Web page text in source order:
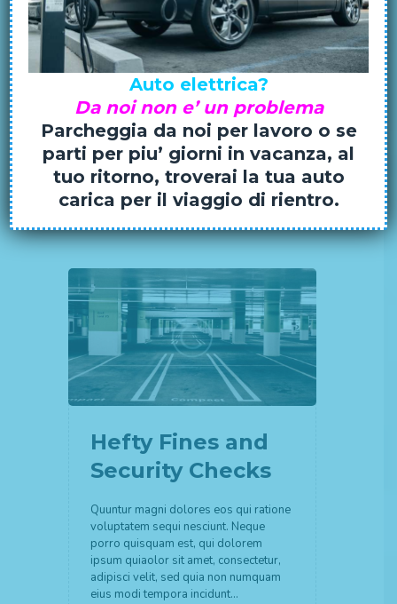
Quuntur magni dolores eos qui ratione
voluptatem sequi nesciunt. Neque
porro quisquam est, qui dolorem
ipsum quiaolor sit amet, consectetur,
adipisci velit, sed quia non numquam
eius modi tempora incidunt…
Read more
Hefty Fines and
Security Checks
Quuntur magni dolores eos qui ratione
voluptatem sequi nesciunt. Neque
porro quisquam est, qui dolorem
ipsum quiaolor sit amet, consectetur,
adipisci velit, sed quia non numquam
eius modi tempora incidunt…
Auto elettrica?
Da noi non e’ un problema
Parcheggia da noi per lavoro o se
parti per piu’ giorni in vacanza, al
tuo ritorno, troverai la tua auto
carica per il viaggio di rientro.